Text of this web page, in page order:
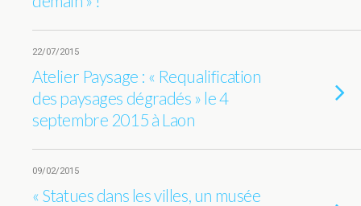
22/07/2015
Atelier Paysage : « Requalification
des paysages dégradés » le 4
septembre 2015 à Laon
09/02/2015
« Statues dans les villes, un musée